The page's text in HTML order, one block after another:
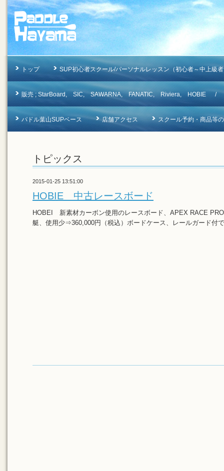
トップ SUP初心者スクール/パーソナルレッスン（初心者～中上級
販売 ; StarBoard, SIC, SAWARNA, FANATIC, Riviera, HOBIE /
パドル葉山SUPベース 店舗アクセス スクール予約・商品
トピックス
2015-01-25 13:51:00
HOBIE 中古レースボード
HOBEI 新素材カーボン使用のレースボード、APEX RACE
艇、使用少⇒360,000円（税込）ボードケース、レールガード付